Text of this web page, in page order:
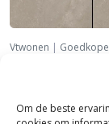
Om de beste
Vtwonen |
vtwonen
Taupe 80×80